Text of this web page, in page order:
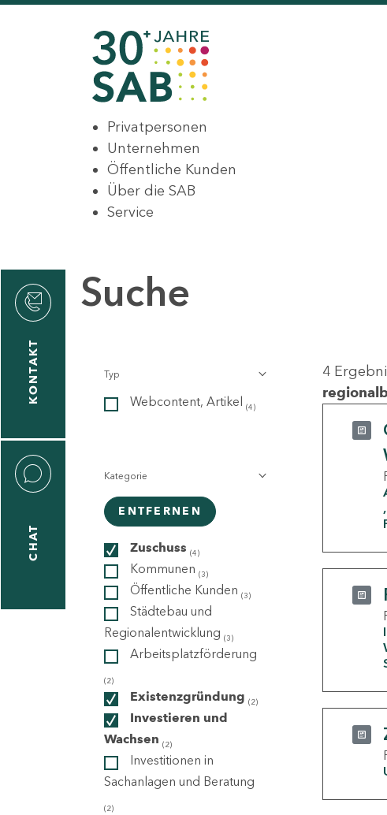
Privatpersonen
Unternehmen
Öffentliche Kunden
Über die SAB
Service
KONTAKT
CHAT
Suche
Typ
Webcontent, Artikel (4)
Kategorie
ENTFERNEN
Zuschuss (4)
Kommunen (3)
Öffentliche Kunden (3)
Städtebau und
Regionalentwicklung (3)
Arbeitsplatzförderung
(2)
Existenzgründung (2)
Investieren und
Wachsen (2)
Investitionen in
Sachanlagen und Beratung
(2)
4